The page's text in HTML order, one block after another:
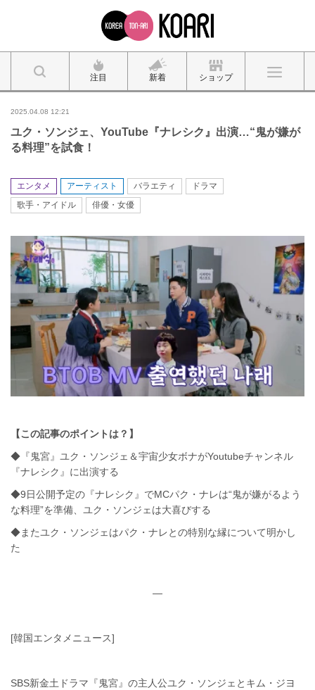
注目 新着 ショップ
2025.04.08 12:21
ユク・ソンジェ、YouTube『ナレシク』出演…“鬼が嫌が
る料理”を試食！
エンタメ アーティスト バラエティ
ドラマ
歌手・アイドル
俳優・女優
【この記事のポイントは？】
◆『鬼宮』ユク・ソンジェ＆宇宙少女ボナがYoutubeチャンネル
『ナレシク』に出演する
◆9日公開予定の『ナレシク』でMCパク・ナレは“鬼が嫌がるよう
な料理”を準備、ユク・ソンジェは大喜びする
◆またユク・ソンジェはパク・ナレとの特別な縁について明かし
た
—
[韓国エンタメニュース]
SBS新金土ドラマ『鬼宮』の主人公ユク・ソンジェとキム・ジヨ